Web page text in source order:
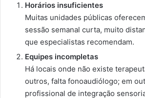
Horários insuficientes
Muitas unidades públicas
sessão semanal curta, muito
que especialistas recomendam.
Equipes incompletas
Há locais onde não existe
outros, falta fonoaudiólogo; em
profissional de integração